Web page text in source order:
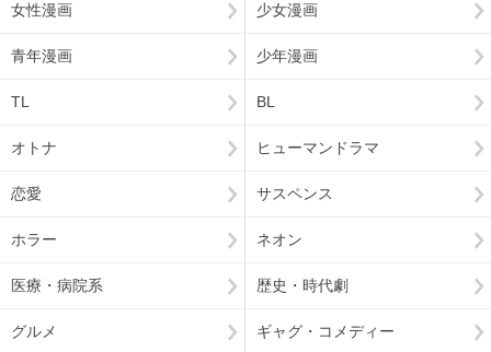
女性漫画 少女漫画
青年漫画 少年漫画
TL BL
オトナ ヒューマンドラマ
恋愛 サスペンス
ホラー ネオン
医療・病院系 歴史・時代劇
グルメ ギャグ・コメディー